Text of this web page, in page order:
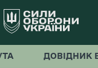
ДОВІДНИК